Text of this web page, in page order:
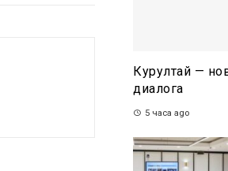
Курултай —
диалога
5 часа ago